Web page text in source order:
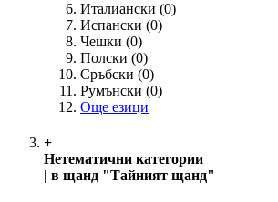
Италиански (0)
Испански (0)
Чешки (0)
Полски (0)
Сръбски (0)
Румънски (0)
Още езици
+
Нетематични категории
| в щанд "Тайният щанд"